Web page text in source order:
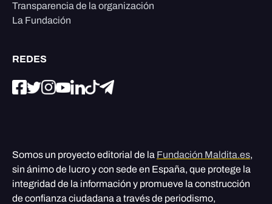
Transparencia de la organización
La Fundación
REDES
Somos un proyecto editorial de la Fundación Maldita.es,
sin ánimo de lucro y con sede en España, que protege la
integridad de la información y promueve la construcción
de confianza ciudadana a través de periodismo,